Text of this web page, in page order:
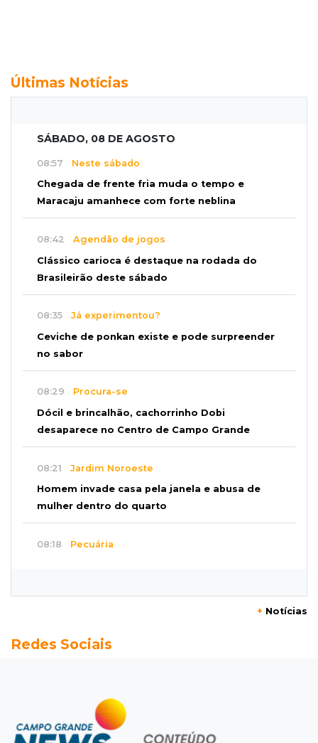
Últimas Notícias
SÁBADO, 08 DE AGOSTO
08:57 Neste sábado
Chegada de frente fria muda o tempo e
Maracaju amanhece com forte neblina
08:42 Agendão de jogos
Clássico carioca é destaque na rodada do
Brasileirão deste sábado
08:35 Já experimentou?
Ceviche de ponkan existe e pode surpreender
no sabor
08:29 Procura-se
Dócil e brincalhão, cachorrinho Dobi
desaparece no Centro de Campo Grande
08:21 Jardim Noroeste
Homem invade casa pela janela e abusa de
mulher dentro do quarto
08:18 Pecuária
Roupinha no calor pode virar uma “estufa” e
Piloto paraplégico
Ele vendeu a casa para virar piloto, mas pulo
na piscina mudou tudo
+ Notícias
Redes Sociais